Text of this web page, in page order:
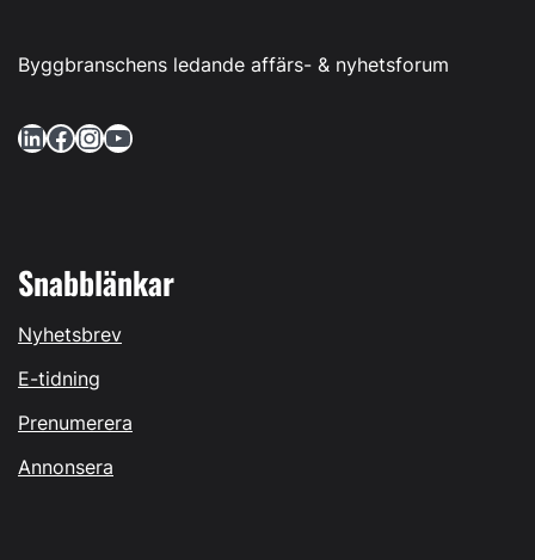
Byggbranschens ledande affärs- & nyhetsforum
LinkedIn Facebook InstagramYouTube
Snabblänkar
Nyhetsbrev
E-tidning
Prenumerera
Annonsera